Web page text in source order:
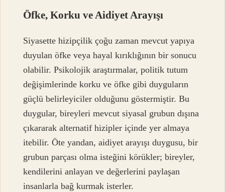
Öfke, Korku ve Aidiyet Arayışı
Siyasette hizipçilik çoğu zaman mevcut yapıya
duyulan öfke veya hayal kırıklığının bir sonucu
olabilir. Psikolojik araştırmalar, politik tutum
değişimlerinde korku ve öfke gibi duyguların
güçlü belirleyiciler olduğunu göstermiştir. Bu
duygular, bireyleri mevcut siyasal grubun dışına
çıkararak alternatif hizipler içinde yer almaya
itebilir. Öte yandan, aidiyet arayışı duygusu, bir
grubun parçası olma isteğini körükler; bireyler,
kendilerini anlayan ve değerlerini paylaşan
insanlarla bağ kurmak isterler.